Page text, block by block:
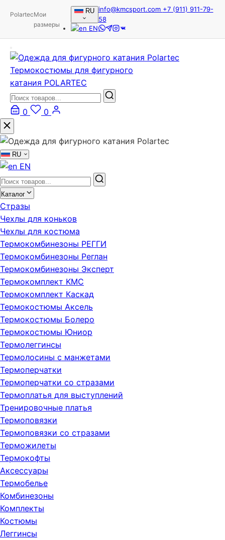
PolartecМои
размеры
RU
EN
info@kmcsport.com +7 (911) 911-79-
58
Термокостюмы для фигурного
катания POLARTEC
0 0
RU
EN
Каталог
Стразы
Чехлы для коньков
Чехлы для костюма
Термокомбинезоны РЕГГИ
Термокомбинезоны Реглан
Термокомбинезоны Эксперт
Термокомплект KMC
Термокомплект Каскад
Термокостюмы Аксель
Термокостюмы Болеро
Термокостюмы Юниор
Термолеггинсы
Термолосины с манжетами
Термоперчатки
Термоперчатки со стразами
Термоплатья для выступлений
Тренировочные платья
Термоповязки
Термоповязки со стразами
Терможилеты
Термокофты
Аксессуары
Термобелье
Комбинезоны
Комплекты
Костюмы
Леггинсы